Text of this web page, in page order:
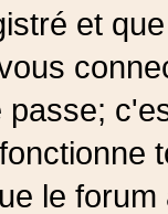
et
le